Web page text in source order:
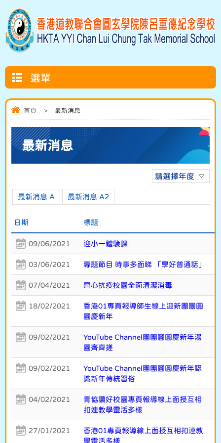
選單
首頁 > 最新消息
最新消息
請選擇年度
最新消息 A 最新消息 A2
日期 標題
09/06/2021 迎小一體驗課
03/06/2021 專題節目 時事多面睇 「學好普通話」
07/04/2021 齊心抗疫校園全面清潔消毒
18/02/2021
香港01專頁報導師生線上迎新團團圓
圓慶新年
09/02/2021
YouTube Channel團團圓圓慶新年湯
圓齊齊搓
09/02/2021
YouTube Channel團團圓圓慶新年認
識新年傳統習俗
04/02/2021
青協讚好校園專頁報導線上面授互相
扣連教學靈活多樣
27/01/2021
香港01專頁報導線上面授互相扣連教
學靈活多樣